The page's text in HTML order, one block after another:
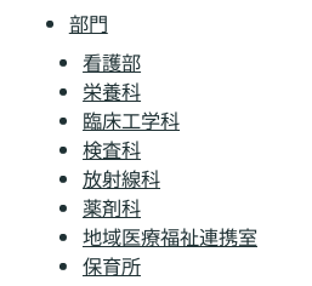
部門
看護部
栄養科
臨床工学科
検査科
放射線科
薬剤科
地域医療福祉連携室
保育所